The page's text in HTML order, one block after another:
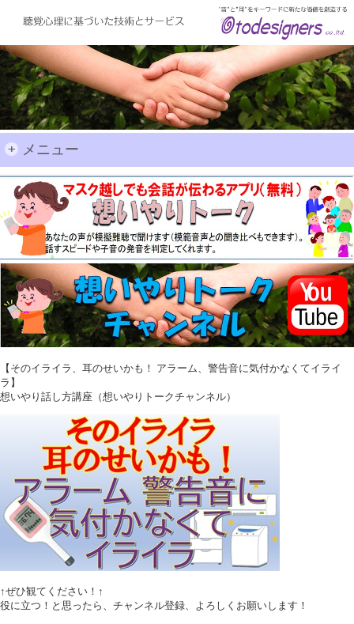
+ メニュー
【そのイライラ、耳のせいかも！ アラーム、警告音に気付かなくてイライ
ラ】
想いやり話し方講座（想いやりトークチャンネル）
↑ぜひ観てください！↑
役に立つ！と思ったら、チャンネル登録、よろしくお願いします！